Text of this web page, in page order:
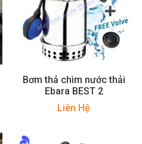
Bơm thả chìm nước thải
Ebara BEST 2
Liên Hệ